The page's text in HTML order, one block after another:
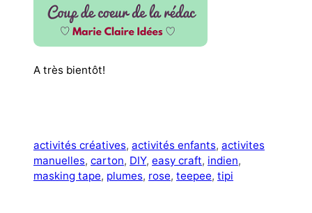
A très bientôt!
activités créatives, activités enfants, activites
manuelles, carton, DIY, easy craft, indien
masking tape, plumes, rose, teepee, tipi